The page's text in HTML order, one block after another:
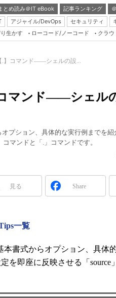
とめ読み＠IT eBook 記事ランキング
アジャイル/DevOps セキュリティ
生かす ローコード/ノーコード クラ
.】コマンド――シェルの設...
コマンド――シェル
プション、具体的な実行例までを紹
マンドと「.」コマンドです。
見る Share
一覧
書式からオプション、具体
を即座に反映させる「source